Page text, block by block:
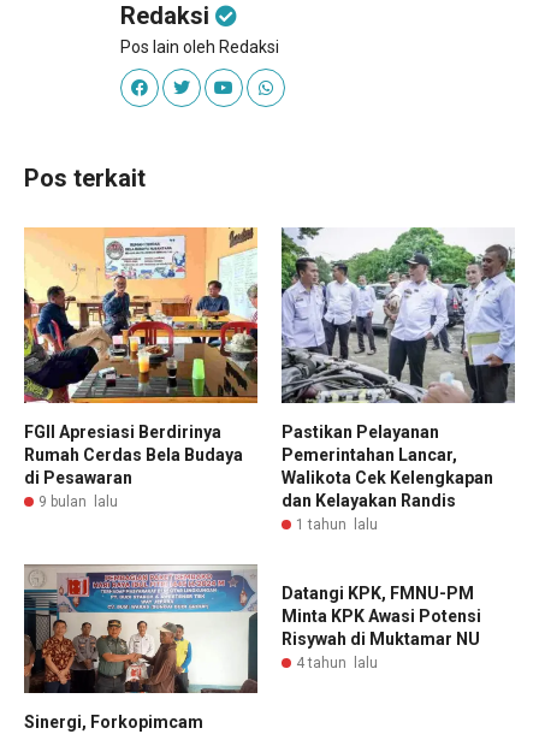
Redaksi
Pos lain oleh Redaksi
Pos terkait
FGII Apresiasi Berdirinya
Rumah Cerdas Bela Budaya
di Pesawaran
9 bulan lalu
Pastikan Pelayanan
Pemerintahan Lancar,
Walikota Cek Kelengkapan
dan Kelayakan Randis
1 tahun lalu
Sinergi, Forkopimcam
Datangi KPK, FMNU-PM
Minta KPK Awasi Potensi
Risywah di Muktamar NU
4 tahun lalu